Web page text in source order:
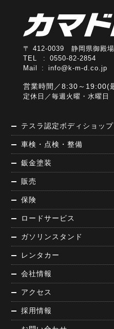
〒 412-0039 静岡県御殿
TEL : 0550-82-2854
Mail : info@k-m-d.co.jp
営業時間／8:30～19:00(
定休日／毎週火曜・水曜日
テスラ認定ボディショップ
車検・点検・整備
鈑金塗装
販売
保険
ロードサービス
ガソリンスタンド
レンタカー
会社情報
アクセス
採用情報